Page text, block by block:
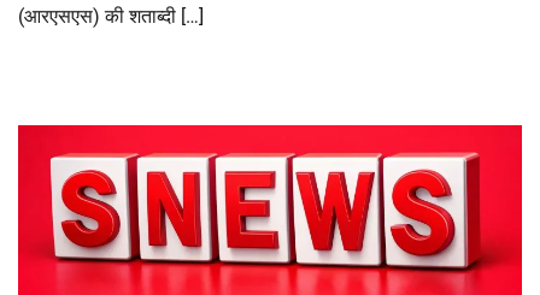
(आरएसएस) की शताब्दी […]